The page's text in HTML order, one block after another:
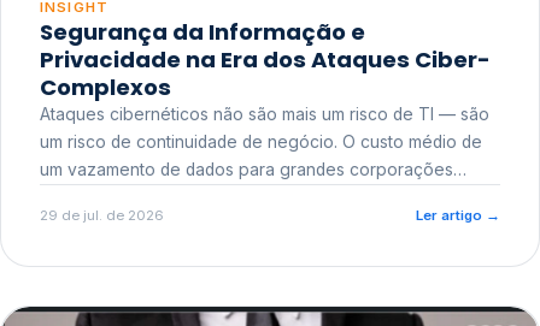
INSIGHT
Segurança da Informação e
Privacidade na Era dos Ataques Ciber-
Complexos
Ataques cibernéticos não são mais um risco de TI — são
um risco de continuidade de negócio. O custo médio de
um vazamento de dados para grandes corporações
reputacional e o risco regulatório junto a órgãos como a
29 de jul. de 2026 Ler artigo →